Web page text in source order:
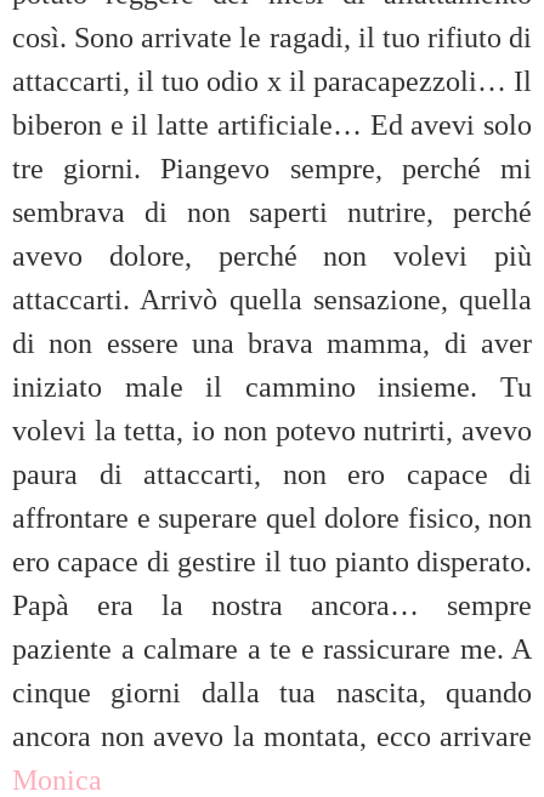
così. Sono arrivate le ragadi, il tuo rifiuto di
attaccarti, il tuo odio x il paracapezzoli… Il
biberon e il latte artificiale… Ed avevi solo
tre giorni. Piangevo sempre, perché mi
sembrava di non saperti nutrire, perché
avevo dolore, perché non volevi più
attaccarti. Arrivò quella sensazione, quella
di non essere una brava mamma, di aver
iniziato male il cammino insieme. Tu
volevi la tetta, io non potevo nutrirti, avevo
paura di attaccarti, non ero capace di
affrontare e superare quel dolore fisico, non
ero capace di gestire il tuo pianto disperato.
Papà era la nostra ancora… sempre
paziente a calmare a te e rassicurare me. A
cinque giorni dalla tua nascita, quando
ancora non avevo la montata, ecco arrivare
Monica